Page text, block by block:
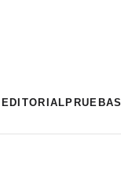
EDITORIAL PRUEBAS